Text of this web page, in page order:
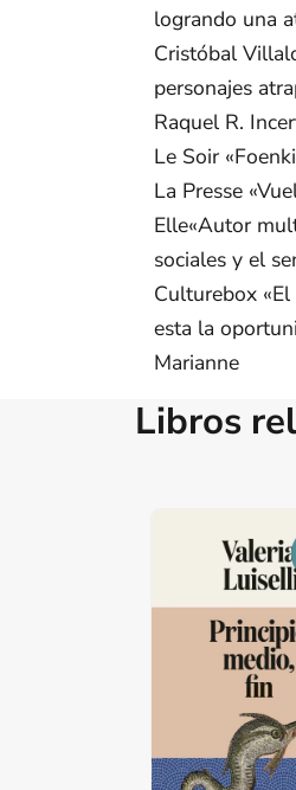
logrando una
Cristóbal
personajes
Raquel R.
Le Soir
La Presse
Elle«Autor
sociales y el
Culturebox
esta la
Marianne
Libros